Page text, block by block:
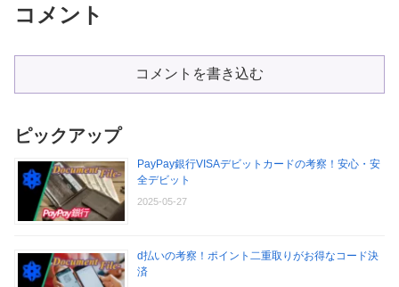
コメント
コメントを書き込む
ピックアップ
PayPay銀行VISAデビットカードの考察！安心・安
全デビット
2025-05-27
d払いの考察！ポイント二重取りがお得なコード決
済